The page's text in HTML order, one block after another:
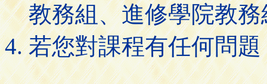
教務組、進修學院教
若您對課程有任何問